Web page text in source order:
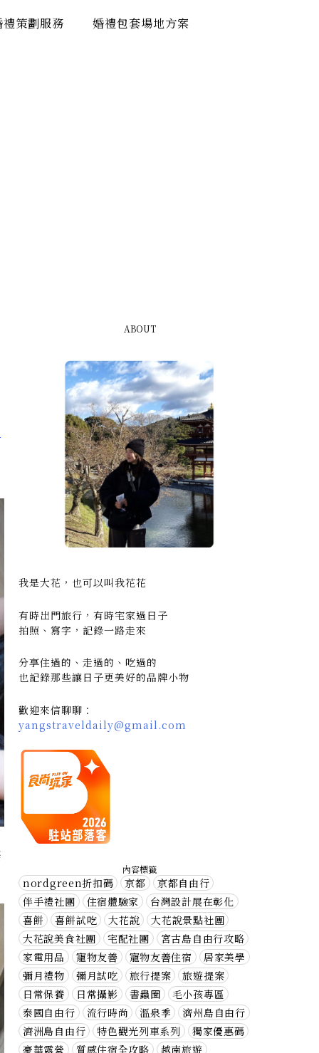
禮策劃服務 婚禮包套場地方案
ABOUT
我是大花，也可以叫我花花
有時出門旅行，有時宅家過日子
拍照、寫字，記錄一路走來
分享住過的、走過的、吃過的
也記錄那些讓日子更美好的品牌小物
歡迎來信聊聊：
yangstraveldaily@gmail.com
內容標籤
nordgreen折扣碼 京都
京都自由行
伴手禮社團
住宿體驗家
台灣設計展在彰化
喜餅
喜餅試吃 大花說
大花說景點社團
大花說美食社團
宅配社團
宮古島自由行攻略
家電用品
寵物友善 寵物友善住宿
居家美學
彌月禮物
彌月試吃 旅行提案
旅遊提案
日常保養
日常攝影 書蟲圈
毛小孩專區
泰國自由行
流行時尚 溫泉季
濟州島自由行
濟洲島自由行
特色觀光列車系列
獨家優惠碼
豪華露營
質感住宿全攻略
越南旅遊